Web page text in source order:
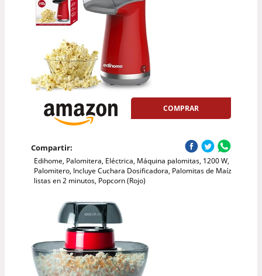
COMPRAR
Compartir:
Edihome, Palomitera, Eléctrica, Máquina palomitas, 1200 W,
Palomitero, Incluye Cuchara Dosificadora, Palomitas de Maíz
listas en 2 minutos, Popcorn (Rojo)